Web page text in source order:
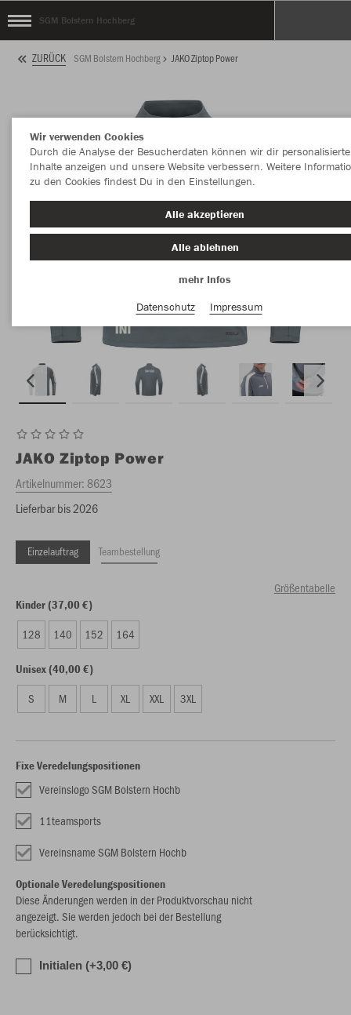
SGM Bolstern Hochberg
ZURÜCK SGM Bolstern Hochberg JAKO Ziptop Power
JAKO Ziptop Power
Artikelnummer:8623
Lieferbar bis 2026
Einzelauftrag Teambestellung
Größentabelle
Kinder (37,00 €)
128 140 152 164
Unisex (40,00 €)
S M L XL XXL 3XL
Fixe Veredelungspositionen
Vereinslogo SGM Bolstern Hochb
11teamsports
Vereinsname SGM Bolstern Hochb
Optionale Veredelungspositionen
Diese Änderungen werden in der Produktvorschau nicht
angezeigt. Sie werden jedoch bei der Bestellung
berücksichtigt.
Initialen (+3,00 €)
Wir verwenden Cookies
Durch die Analyse der Besucherdaten können wir dir personalisierte
Inhalte anzeigen und unsere Website verbessern. Weitere
zu den Cookies findest Du in den Einstellungen.
Alle akzeptieren
Alle ablehnen
mehr Infos
Datenschutz
Impressum